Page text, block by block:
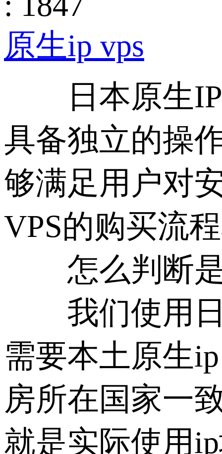
原生ip vps
日本原生IP
具备独立的操
够满足用户对
VPS的购买流
怎么判断是
我们使用日
需要本土原生
房所在国家一
就是实际使用